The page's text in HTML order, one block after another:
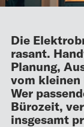
Die
rasant.
Planung,
vom
Wer
Bürozeit,
insgesamt